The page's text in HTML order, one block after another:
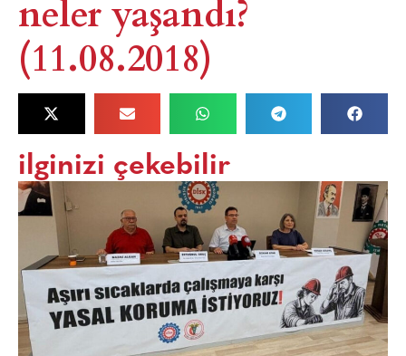
neler yaşandı?
(11.08.2018)
ilginizi çekebilir